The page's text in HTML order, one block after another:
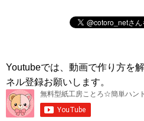
Youtubeでは、動画で作り方を
ネル登録お願いします。